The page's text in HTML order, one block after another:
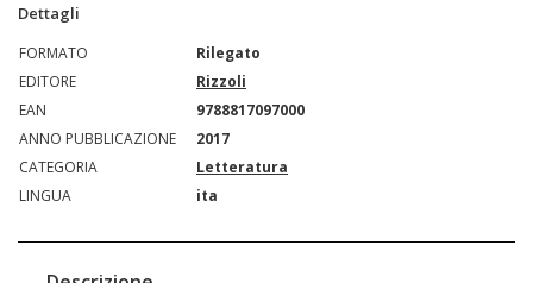
Dettagli
FORMATO
Rilegato
EDITORE
Rizzoli
EAN
9788817097000
ANNO PUBBLICAZIONE
2017
CATEGORIA
Letteratura
LINGUA
ita